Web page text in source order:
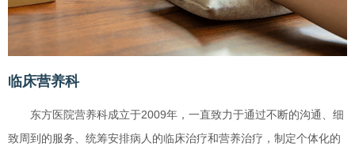
临床营养科
东方医院营养科成立于2009年，一直致力于通过不断的沟通、细
致周到的服务、统筹安排病人的临床治疗和营养治疗，制定个体化的